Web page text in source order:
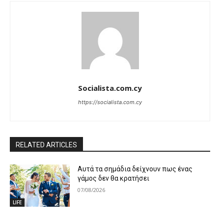
Socialista.com.cy
https://socialista.com.cy
RELATED ARTICLES
LIFE
Αυτά τα σημάδια δείχνουν πως ένας
γάμος δεν θα κρατήσει
07/08/2026